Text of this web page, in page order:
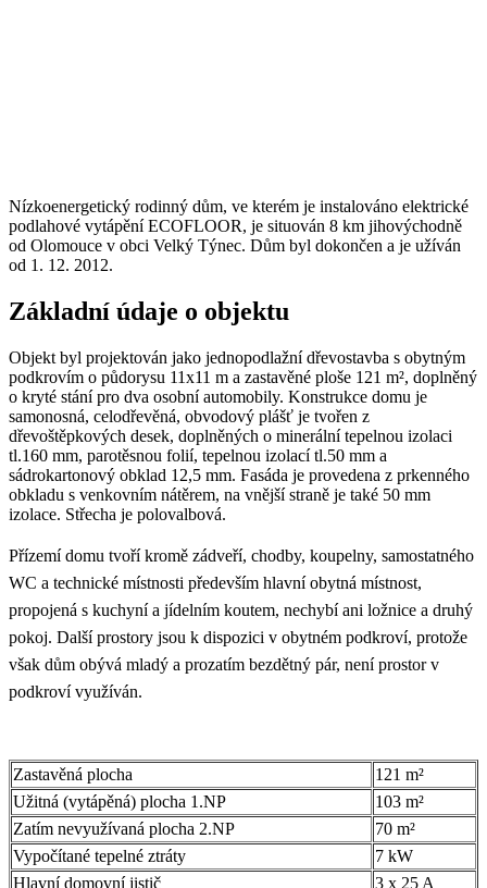
Nízkoenergetický rodinný dům, ve kterém je instalováno elektrické
podlahové vytápění ECOFLOOR, je situován 8 km jihovýchodně
od Olomouce v obci Velký Týnec. Dům byl dokončen a je užíván
od 1. 12. 2012.
Základní údaje o objektu
Objekt byl projektován jako jednopodlažní dřevostavba s obytným
podkrovím o půdorysu 11x11 m a zastavěné ploše 121 m², doplněný
o kryté stání pro dva osobní automobily. Konstrukce domu je
samonosná, celodřevěná, obvodový plášť je tvořen z
dřevoštěpkových desek, doplněných o minerální tepelnou izolaci
tl.160 mm, parotěsnou folií, tepelnou izolací tl.50 mm a
sádrokartonový obklad 12,5 mm. Fasáda je provedena z prkenného
obkladu s venkovním nátěrem, na vnější straně je také 50 mm
izolace. Střecha je polovalbová.
Přízemí domu tvoří kromě zádveří, chodby, koupelny, samostatného
WC a technické místnosti především hlavní obytná místnost,
propojená s kuchyní a jídelním koutem, nechybí ani ložnice a druhý
pokoj. Další prostory jsou k dispozici v obytném podkroví, protože
však dům obývá mladý a prozatím bezdětný pár, není prostor v
podkroví využíván.
Zastavěná plocha
121 m²
Užitná (vytápěná) plocha 1.NP
103 m²
Zatím nevyužívaná plocha 2.NP
70 m²
Vypočítané tepelné ztráty
7 kW
Hlavní domovní jistič
3 x 25 A